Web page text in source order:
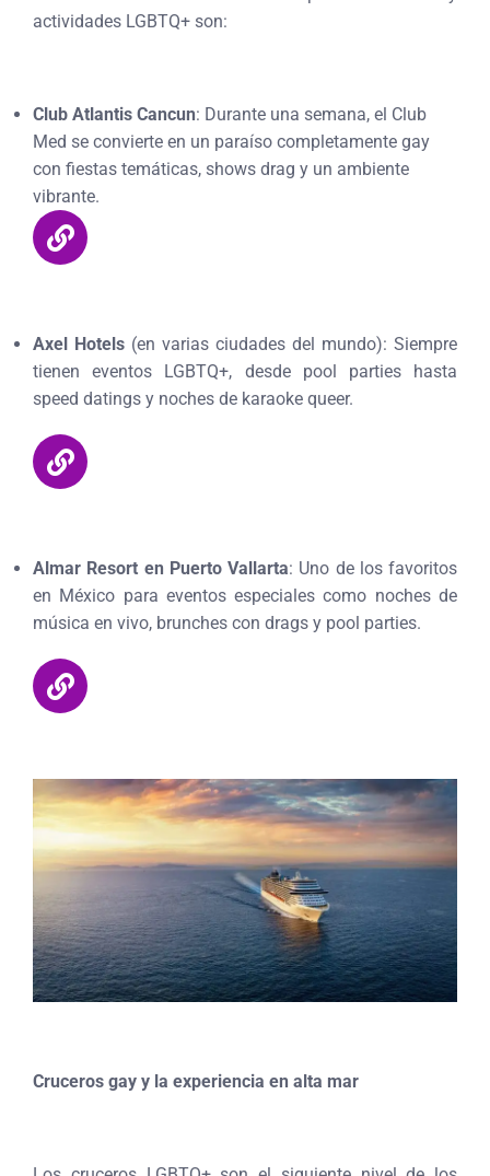
actividades LGBTQ+ son:
Club Atlantis Cancun: Durante una semana, el Club
Med se convierte en un paraíso completamente gay
con fiestas temáticas, shows drag y un ambiente
vibrante.
Axel Hotels (en varias ciudades del mundo): Siempre
tienen eventos LGBTQ+, desde pool parties hasta
speed datings y noches de karaoke queer.
Almar Resort en Puerto Vallarta: Uno de los favoritos
en México para eventos especiales como noches de
música en vivo, brunches con drags y pool parties.
Cruceros gay y la experiencia en alta mar